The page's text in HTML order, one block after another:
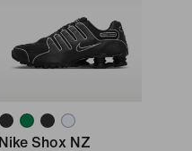
Nike Shox NZ